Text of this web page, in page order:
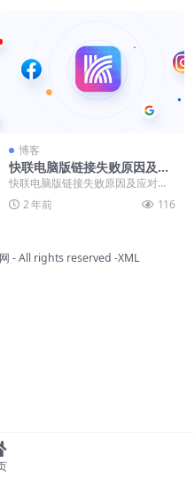
博客
快联电脑版链接失败原因及应
对策略，保障高效网络连接
快联电脑版链接失败原因及应对策
略，保障高效网络连接 在数字时代
背景下，网络连接工...
2 年前 116
- All rights reserved -XML